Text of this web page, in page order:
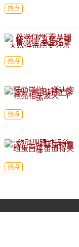
热点
热点
热点
热点